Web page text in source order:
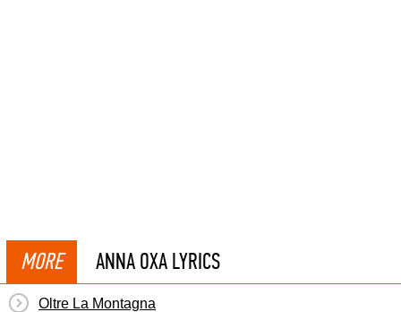
MORE ANNA OXA LYRICS
Oltre La Montagna